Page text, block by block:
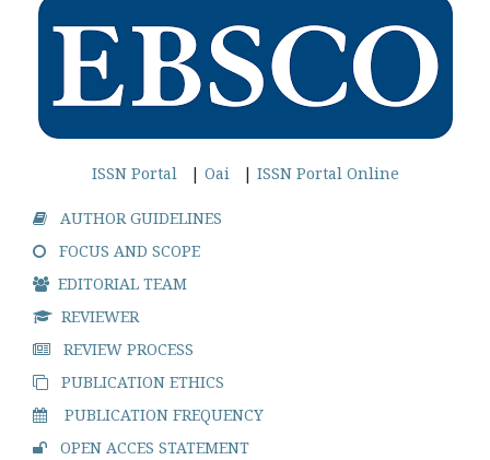
ISSN Portal| Oai| ISSN Portal Online
AUTHOR GUIDELINES
FOCUS AND SCOPE
EDITORIAL TEAM
REVIEWER
REVIEW PROCESS
PUBLICATION ETHICS
PUBLICATION FREQUENCY
OPEN ACCES STATEMENT